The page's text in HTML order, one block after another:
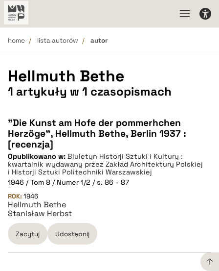
home lista autorów autor
Hellmuth Bethe
1 artykuły w 1 czasopismach
"Die Kunst am Hofe der pommerhchen
Herzöge", Hellmuth Bethe, Berlin 1937 :
[recenzja]
Opublikowano w: Biuletyn Historji Sztuki i Kultury :
kwartalnik wydawany przez Zakład Architektury Polskiej
i Historji Sztuki Politechniki Warszawskiej
1946 / Tom 8 / Numer 1/2 / s. 86 - 87
ROK: 1946
Hellmuth Bethe
Stanisław Herbst
Zacytuj Udostępnij